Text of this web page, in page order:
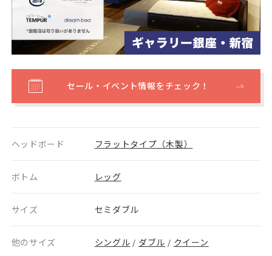
セール・イベント情報をチェック！
ヘッドボード フラットタイプ（木製）
ボトム レッグ
サイズ セミダブル
他のサイズ シングル / ダブル / クイーン